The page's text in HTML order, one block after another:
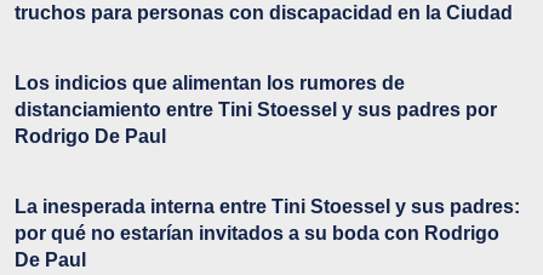
truchos para personas con discapacidad en la Ciudad
Los indicios que alimentan los rumores de
distanciamiento entre Tini Stoessel y sus padres por
Rodrigo De Paul
La inesperada interna entre Tini Stoessel y sus padres:
por qué no estarían invitados a su boda con Rodrigo
De Paul